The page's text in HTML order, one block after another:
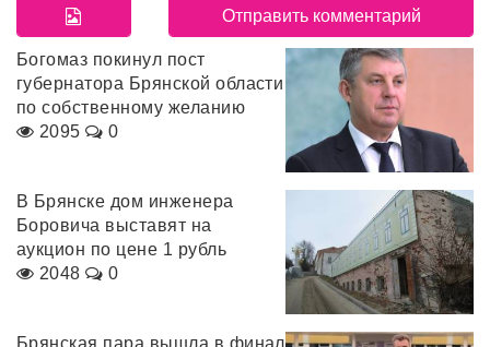
Богомаз покинул пост
губернатора Брянской области
по собственному желанию
2095
0
В Брянске дом инженера
Боровича выставят на
аукцион по цене 1 рубль
2048
0